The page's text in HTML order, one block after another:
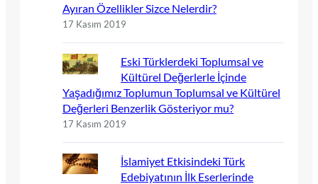
Ayıran Özellikler Sizce Nelerdir?
17 Kasım 2019
Eski Türklerdeki Toplumsal ve
Kültürel Değerlerle İçinde
Yaşadığımız Toplumun Toplumsal ve Kültürel
Değerleri Benzerlik Gösteriyor mu?
17 Kasım 2019
İslamiyet Etkisindeki Türk
Edebiyatının İlk Eserlerinde